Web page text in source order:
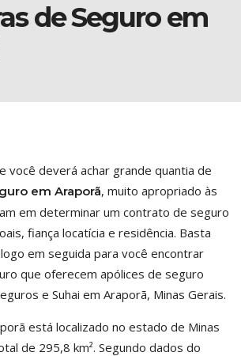
de Seguro em
você deverá achar grande quantia de
em Araporã, muito apropriado às
em determinar um contrato de seguro
fiança locatícia e residência. Basta
em seguida para você encontrar
que oferecem apólices de seguro
e Suhai em Araporã, Minas Gerais.
está localizado no estado de Minas
de 295,8 km². Segundo dados do